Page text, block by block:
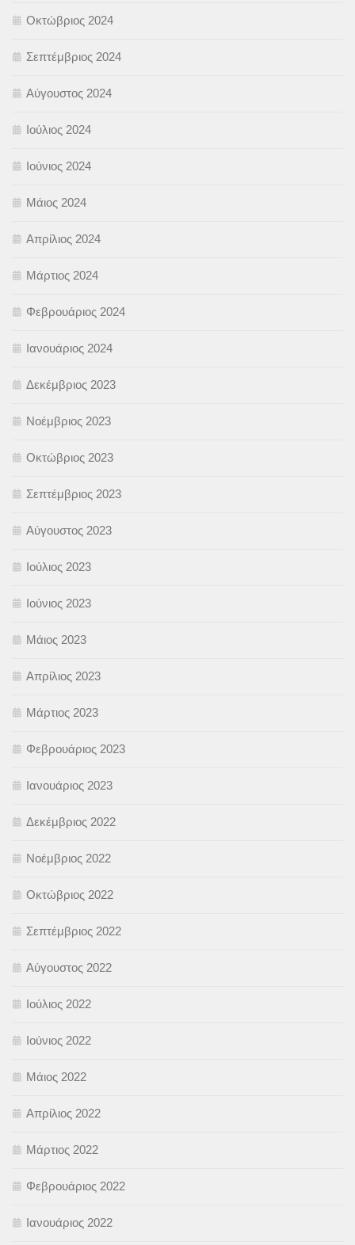
Οκτώβριος 2024
Σεπτέμβριος 2024
Αύγουστος 2024
Ιούλιος 2024
Ιούνιος 2024
Μάιος 2024
Απρίλιος 2024
Μάρτιος 2024
Φεβρουάριος 2024
Ιανουάριος 2024
Δεκέμβριος 2023
Νοέμβριος 2023
Οκτώβριος 2023
Σεπτέμβριος 2023
Αύγουστος 2023
Ιούλιος 2023
Ιούνιος 2023
Μάιος 2023
Απρίλιος 2023
Μάρτιος 2023
Φεβρουάριος 2023
Ιανουάριος 2023
Δεκέμβριος 2022
Νοέμβριος 2022
Οκτώβριος 2022
Σεπτέμβριος 2022
Αύγουστος 2022
Ιούλιος 2022
Ιούνιος 2022
Μάιος 2022
Απρίλιος 2022
Μάρτιος 2022
Φεβρουάριος 2022
Ιανουάριος 2022